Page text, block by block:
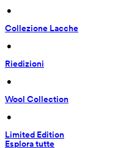
•
Collezione Lacche
•
Riedizioni
•
Wool Collection
•
Limited Edition
Esplora tutte